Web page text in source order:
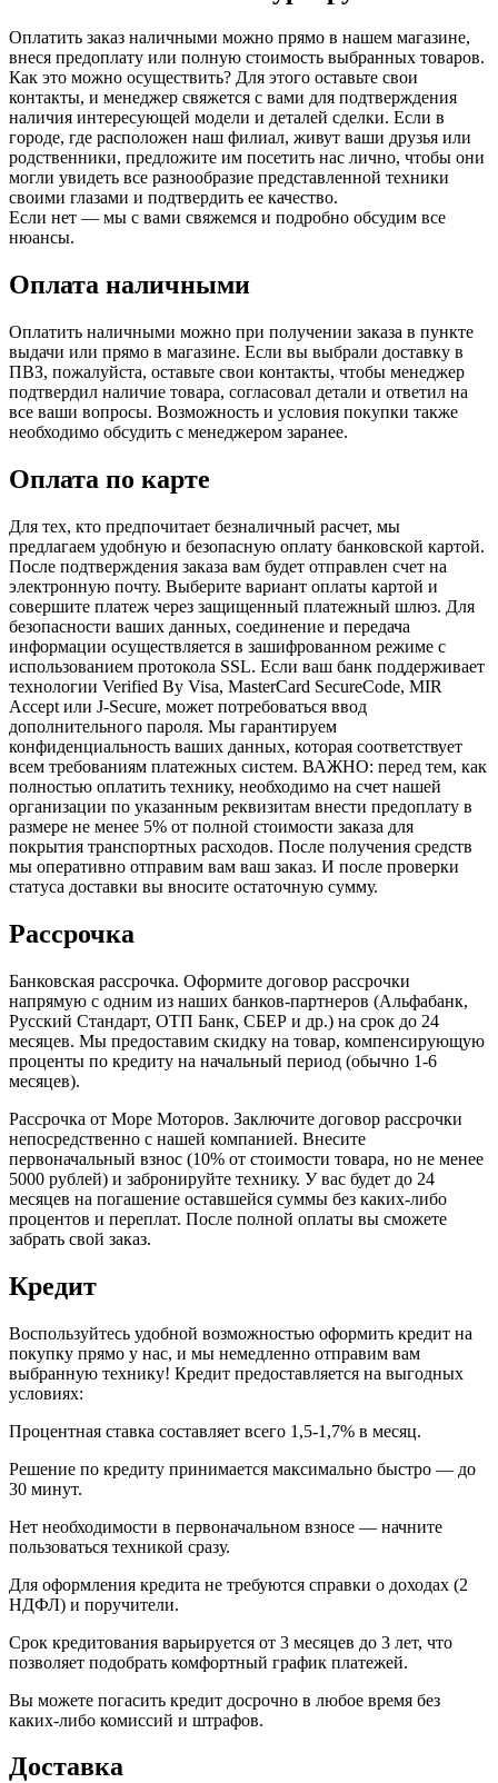
Оплатить заказ наличными можно прямо в нашем магазине,
внеся предоплату или полную стоимость выбранных товаров.
Как это можно осуществить? Для этого оставьте свои
контакты, и менеджер свяжется с вами для подтверждения
наличия интересующей модели и деталей сделки. Если в
городе, где расположен наш филиал, живут ваши друзья или
родственники, предложите им посетить нас лично, чтобы они
могли увидеть все разнообразие представленной техники
своими глазами и подтвердить ее качество.
Если нет — мы с вами свяжемся и подробно обсудим все
нюансы.
Оплата наличными
Оплатить наличными можно при получении заказа в пункте
выдачи или прямо в магазине. Если вы выбрали доставку в
ПВЗ, пожалуйста, оставьте свои контакты, чтобы менеджер
подтвердил наличие товара, согласовал детали и ответил на
все ваши вопросы. Возможность и условия покупки также
необходимо обсудить с менеджером заранее.
Оплата по карте
Для тех, кто предпочитает безналичный расчет, мы
предлагаем удобную и безопасную оплату банковской картой.
После подтверждения заказа вам будет отправлен счет на
электронную почту. Выберите вариант оплаты картой и
совершите платеж через защищенный платежный шлюз. Для
безопасности ваших данных, соединение и передача
информации осуществляется в зашифрованном режиме с
использованием протокола SSL. Если ваш банк поддерживает
технологии Verified By Visa, MasterCard SecureCode, MIR
Accept или J-Secure, может потребоваться ввод
дополнительного пароля. Мы гарантируем
конфиденциальность ваших данных, которая соответствует
всем требованиям платежных систем. ВАЖНО: перед тем, как
полностью оплатить технику, необходимо на счет нашей
организации по указанным реквизитам внести предоплату в
размере не менее 5% от полной стоимости заказа для
покрытия транспортных расходов. После получения средств
мы оперативно отправим вам ваш заказ. И после проверки
статуса доставки вы вносите остаточную сумму.
Рассрочка
Банковская рассрочка. Оформите договор рассрочки
напрямую с одним из наших банков-партнеров (Альфабанк,
Русский Стандарт, ОТП Банк, СБЕР и др.) на срок до 24
месяцев. Мы предоставим скидку на товар, компенсирующую
проценты по кредиту на начальный период (обычно 1-6
месяцев).
Рассрочка от Море Моторов. Заключите договор рассрочки
непосредственно с нашей компанией. Внесите
первоначальный взнос (10% от стоимости товара, но не менее
5000 рублей) и забронируйте технику. У вас будет до 24
месяцев на погашение оставшейся суммы без каких-либо
процентов и переплат. После полной оплаты вы сможете
забрать свой заказ.
Кредит
Воспользуйтесь удобной возможностью оформить кредит на
покупку прямо у нас, и мы немедленно отправим вам
выбранную технику! Кредит предоставляется на выгодных
условиях:
Процентная ставка составляет всего 1,5-1,7% в месяц.
Решение по кредиту принимается максимально быстро — до
30 минут.
Нет необходимости в первоначальном взносе — начните
пользоваться техникой сразу.
Для оформления кредита не требуются справки о доходах (2
НДФЛ) и поручители.
Срок кредитования варьируется от 3 месяцев до 3 лет, что
позволяет подобрать комфортный график платежей.
Вы можете погасить кредит досрочно в любое время без
каких-либо комиссий и штрафов.
Доставка